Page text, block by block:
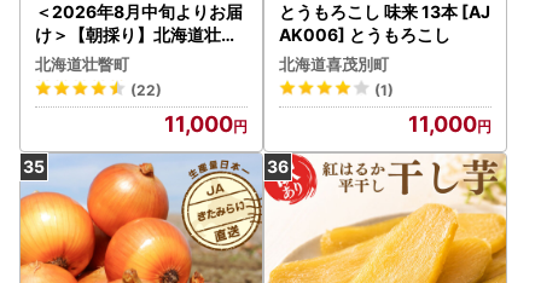
＜2026年8月中旬よりお届
け＞【朝採り】北海道壮瞥
町 ホワイトコーン「ピュア
ホワイト」Lサイズ以上12
本(約5kg) SBTQ003
北海道壮瞥町
(22)
11,000
とうもろこし 味来 13本 [AJ
AK006] とうもろこし
北海道喜茂別町
(1)
11,000